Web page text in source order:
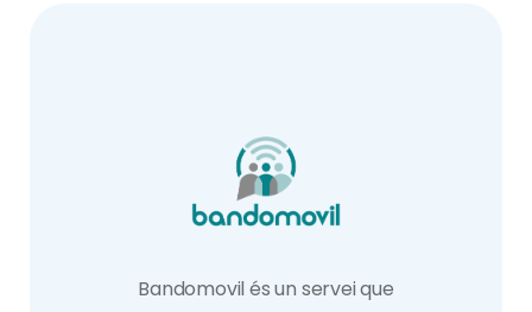
Bandomovil és un servei que